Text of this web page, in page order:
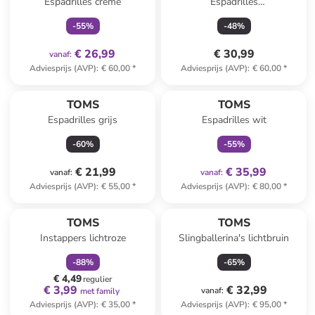
-55%
vanaf: € 26,99
Adviesprijs (AVP): € 60,00*
donkerblauw/crème
-48%
€ 30,99
Adviesprijs (AVP): € 60,00*
TOMS
Espadrilles grijs
-60%
vanaf: € 21,99
Adviesprijs (AVP): € 55,00*
TOMS
Espadrilles wit
-55%
vanaf: € 35,99
Adviesprijs (AVP): € 80,00*
TOMS
Instappers lichtroze
-88%
€ 4,49regulier
€ 3,99 met family
Adviesprijs (AVP): € 35,00*
TOMS
Slingballerina's lichtbruin
-65%
vanaf: € 32,99
Adviesprijs (AVP): € 95,00*